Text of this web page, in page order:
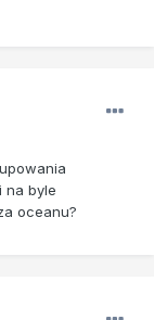
na byle
oceanu?